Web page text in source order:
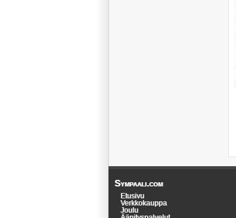
Sympaali.com
Etusivu
Verkkokauppa
Joulu